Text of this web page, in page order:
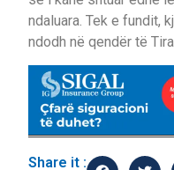
ndaluara. Tek e fundit,
ndodh në qendër të
Share it :